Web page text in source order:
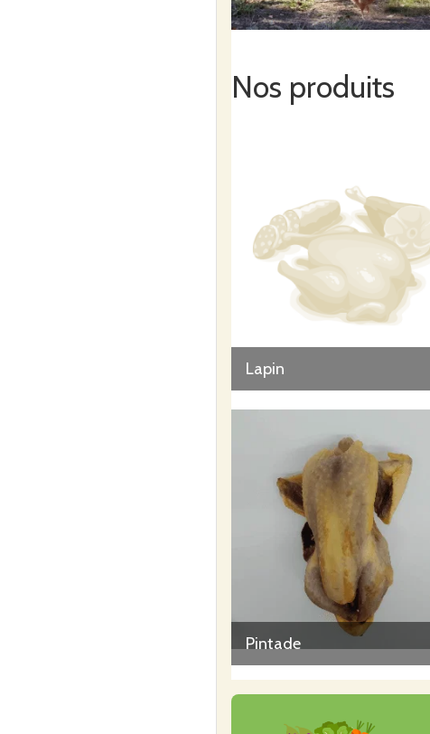
Nos produits
Lapin
Pintade